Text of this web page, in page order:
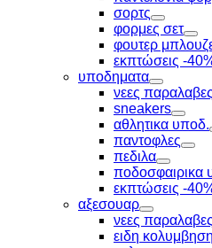
σορτς
Toggle
φορμες σετ
φουτερ
εκπτώσεις -
υποδηματα
Toggle
νεες παραλαβες
sneakers
Toggle
αθλητικα υποδ.
παντοφλες
πεδιλα
Toggle
ποδοσφαιρικα
εκπτώσεις -
αξεσουαρ
Toggle
νεες παραλαβες
ειδη